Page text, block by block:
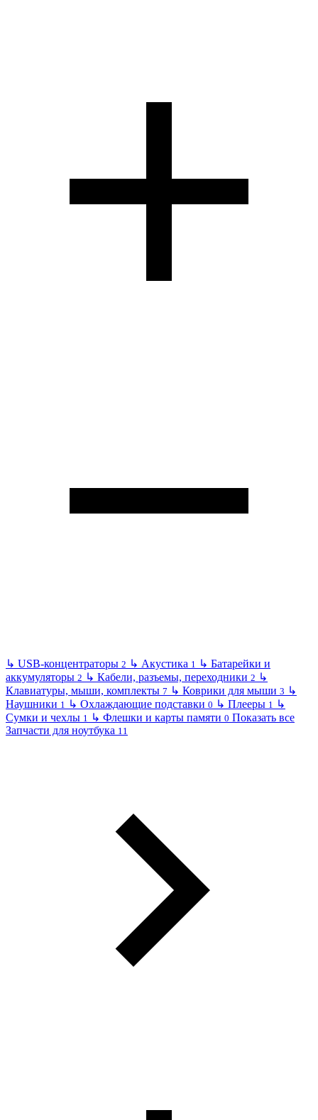
↳ USB-концентраторы 2 ↳ Акустика 1 ↳ Батарейки и
аккумуляторы 2 ↳ Кабели, разъемы, переходники 2 ↳
Клавиатуры, мыши, комплекты 7 ↳ Коврики для мыши 3 ↳
Наушники 1 ↳ Охлаждающие подставки 0 ↳ Плееры 1 ↳
Сумки и чехлы 1 ↳ Флешки и карты памяти 0 Показать все
Запчасти для ноутбука 11